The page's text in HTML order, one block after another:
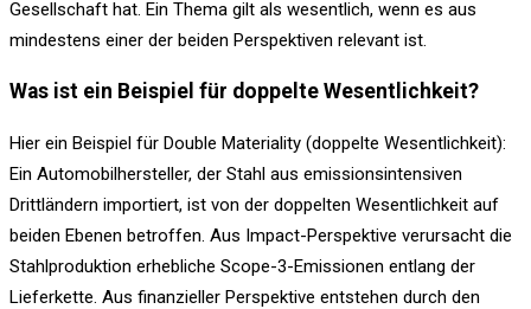
Gesellschaft hat. Ein Thema gilt als wesentlich, wenn es aus
mindestens einer der beiden Perspektiven relevant ist.
Was ist ein Beispiel für doppelte Wesentlichkeit?
Hier ein Beispiel für Double Materiality (doppelte Wesentlichkeit):
Ein Automobilhersteller, der Stahl aus emissionsintensiven
Drittländern importiert, ist von der doppelten Wesentlichkeit auf
beiden Ebenen betroffen. Aus Impact-Perspektive verursacht die
Stahlproduktion erhebliche Scope-3-Emissionen entlang der
Lieferkette. Aus finanzieller Perspektive entstehen durch den